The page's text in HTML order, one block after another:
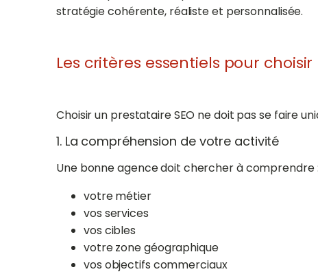
stratégie cohérente, réaliste et personnalisée.
Les critères essentiels pour
Choisir un prestataire SEO ne doit pas se faire
1. La compréhension de votre activité
Une bonne agence doit chercher à comprendre :
votre métier
vos services
vos cibles
votre zone géographique
vos objectifs commerciaux